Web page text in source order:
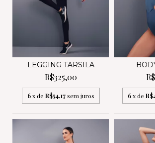
LEGGING TARSILA
R$325,00
6 x de R$54,17 sem juros 6 x de